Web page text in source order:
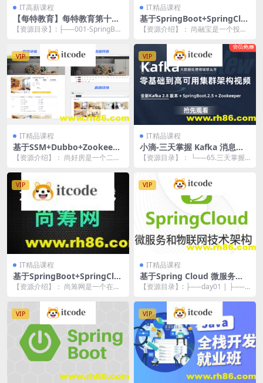
IT高薪课程
【每特教育】每特教育第十期
VIP课
【资源目录】: ├──001-SpringBoo
IT精品课程
基于SpringBoot+SpringClo
ud微服务架构《金融理财系
【资源介绍】： 尚融宝是一个投资
知识涵盖：前端、后...
VIP
IT精品课程
基于SSM+Dubbo+Zookeepe
r架构实战 《尚好房》二手房
视频）完整
【资源介绍】： 尚好房是一个二手
线上能力，聚合线上...
VIP
IT精品课程
小滴-三天掌握 Kafka 消息队
列 小白到专家之路大数据教程
【资源目录】： └──65.三天掌握
VIP
IT精品课程
基于SpringBoot+SpringClo
ud微服务+SSM单一架构《众
【资源介绍】： 尚筹网是一个在线
VIP
IT精品课程
基于Spring Cloud 微服务和
物联网技术架构 冰眼冷链实战
项目（资料完整）
【资源目录】: ├──day01 | ├──
VIP VIP